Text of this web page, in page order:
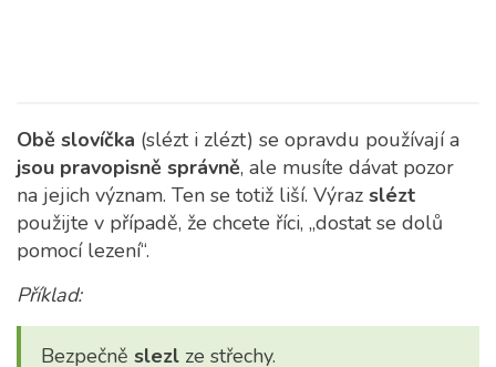
Obě slovíčka (slézt i zlézt) se opravdu používají a
jsou pravopisně správně, ale musíte dávat pozor
na jejich význam. Ten se totiž liší. Výraz slézt
použijte v případě, že chcete říci, „dostat se dolů
pomocí lezení“.
Příklad:
Bezpečně slezl ze střechy.